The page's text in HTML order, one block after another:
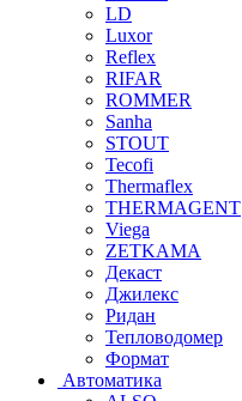
LD
Luxor
Reflex
RIFAR
ROMMER
Sanha
STOUT
Tecofi
Thermaflex
THERMAGENT
Viega
ZETKAMA
Декаст
Джилекс
Ридан
Тепловодомер
Формат
Автоматика